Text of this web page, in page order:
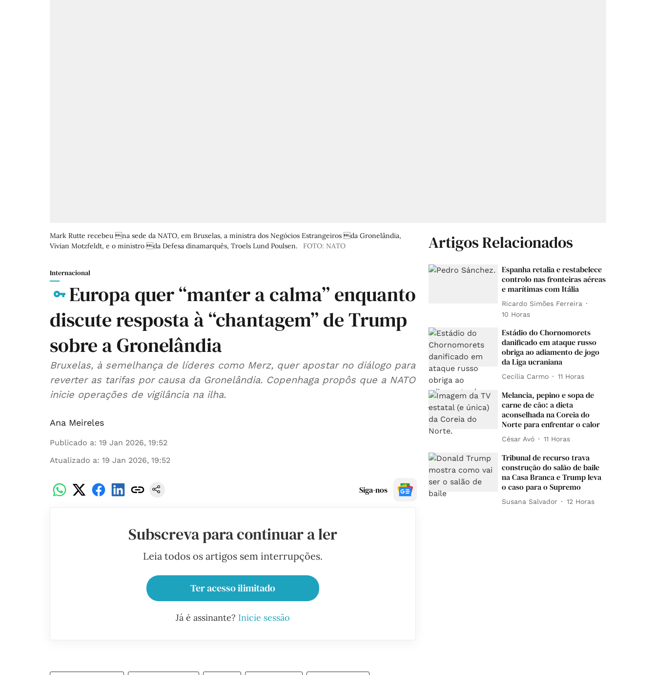
Mark Rutte recebeu na sede da NATO, em Bruxelas, a ministra dos Negócios Estrangeiros da Gronelândia,
Vivian Motzfeldt, e o ministro da Defesa dinamarquês, Troels Lund Poulsen.
FOTO: NATO
Internacional
Europa quer “manter a calma” enquanto
discute resposta à “chantagem” de Trump
sobre a Gronelândia
Bruxelas, à semelhança de líderes como Merz, quer apostar no diálogo para
reverter as tarifas por causa da Gronelândia. Copenhaga propôs que a NATO
inicie operações de vigilância na ilha.
Ana Meireles
Publicado a: 19 Jan 2026, 19:52
Atualizado a: 19 Jan 2026, 19:52
Siga-nos
Subscreva para continuar a ler
Leia todos os artigos sem interrupções.
Ter acesso ilimitado
Já é assinante? Inicie sessão
Artigos Relacionados
Espanha retalia e restabelece
controlo nas fronteiras aéreas
e marítimas com Itália
Ricardo Simões Ferreira
10 Horas
Estádio do Chornomorets
danificado em ataque russo
obriga ao adiamento de jogo
da Liga ucraniana
Cecília Carmo 11 Horas
Melancia, pepino e sopa de
carne de cão: a dieta
aconselhada na Coreia do
Norte para enfrentar o calor
César Avó 11 Horas
Tribunal de recurso trava
construção do salão de baile
na Casa Branca e Trump leva
o caso para o Supremo
Susana Salvador 12 Horas